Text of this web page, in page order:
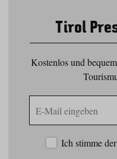
Tirol
Kostenlos und
Mail
Ich stimme der